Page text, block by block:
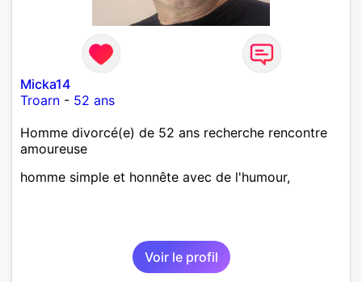
Micka14
Troarn - 52 ans
Homme divorcé(e) de 52 ans recherche rencontre
amoureuse
homme simple et honnête avec de l'humour,
Voir le profil